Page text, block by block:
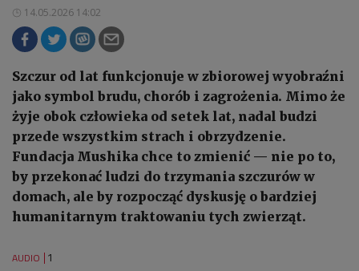
14.05.2026 14:02
Szczur od lat funkcjonuje w zbiorowej wyobraźni
jako symbol brudu, chorób i zagrożenia. Mimo że
żyje obok człowieka od setek lat, nadal budzi
przede wszystkim strach i obrzydzenie.
Fundacja Mushika chce to zmienić — nie po to,
by przekonać ludzi do trzymania szczurów w
domach, ale by rozpocząć dyskusję o bardziej
humanitarnym traktowaniu tych zwierząt.
AUDIO 1